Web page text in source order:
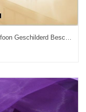
Sony Xperia E5 Hoesje Hoes Mobiele Telefoon Geschilderd Bescherming Wit Goedkoop